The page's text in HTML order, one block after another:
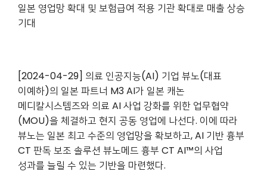
일본 영업망 확대 및 보험급여 적용 기관 확대로 매출 상승
기대
[2024-04-29] 의료 인공지능(AI) 기업 뷰노(대표
이예하)의 일본 파트너 M3 AI가 일본 캐논
메디칼시스템즈와 의료 AI 사업 강화를 위한 업무협약
(MOU)을 체결하고 현지 공동 영업에 나선다. 이에 따라
뷰노는 일본 최고 수준의 영업망을 확보하고, AI 기반 흉부
CT 판독 보조 솔루션 뷰노메드 흉부 CT AI™의 사업
성과를 늘릴 수 있는 기반을 마련했다.